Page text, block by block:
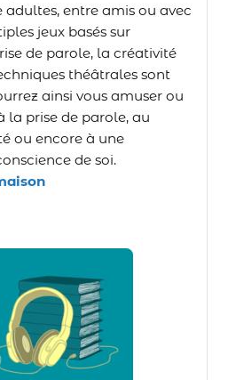
adultes, entre amis ou avec
jeux basés sur
de parole, la créativité
théâtrales sont
ainsi vous amuser ou
la prise de parole, au
ou encore à une
de soi.